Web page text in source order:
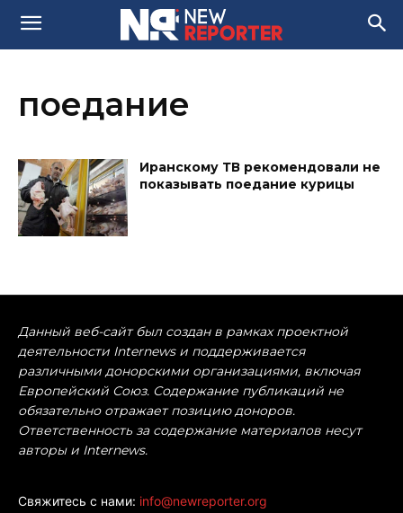
поедание
Иранскому ТВ рекомендовали не
показывать поедание курицы
Данный веб-сайт был создан в рамках проектной
деятельности Internews и поддерживается
различными донорскими организациями, включая
Европейский Союз. Содержание публикаций не
обязательно отражает позицию доноров.
Ответственность за содержание материалов несут
авторы и Internews.
Свяжитесь с нами: info@newreporter.org